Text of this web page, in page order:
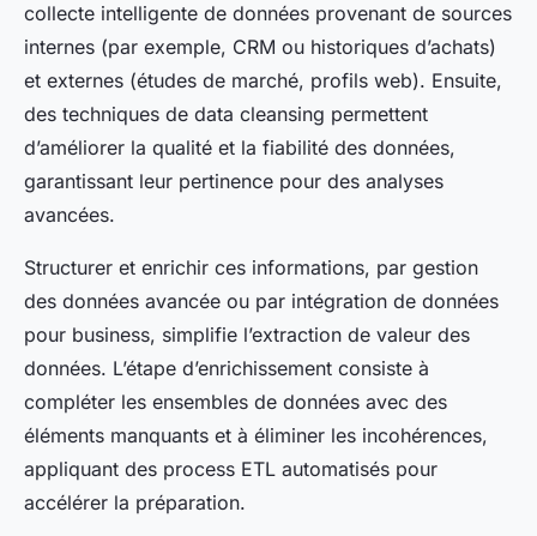
collecte intelligente de données provenant de sources
internes (par exemple, CRM ou historiques d’achats)
et externes (études de marché, profils web). Ensuite,
des techniques de data cleansing permettent
d’améliorer la qualité et la fiabilité des données,
garantissant leur pertinence pour des analyses
avancées.
Structurer et enrichir ces informations, par gestion
des données avancée ou par intégration de données
pour business, simplifie l’extraction de valeur des
données. L’étape d’enrichissement consiste à
compléter les ensembles de données avec des
éléments manquants et à éliminer les incohérences,
appliquant des process ETL automatisés pour
accélérer la préparation.